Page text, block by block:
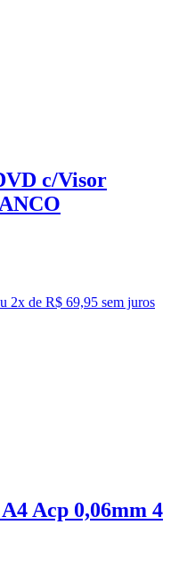
c/Visor
2x de R$ 69,95 sem juros
Acp 0,06mm 4